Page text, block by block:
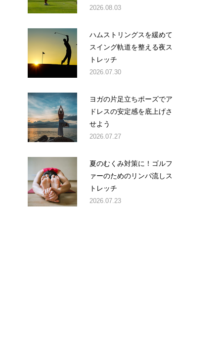
2026.08.03
ハムストリングスを緩めて
スイング軌道を整える夜ス
トレッチ
2026.07.30
ヨガの片足立ちポーズでア
ドレスの安定感を底上げさ
せよう
2026.07.27
夏のむくみ対策に！ゴルフ
ァーのためのリンパ流しス
トレッチ
2026.07.23